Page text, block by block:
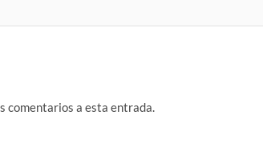
comentarios a esta entrada.